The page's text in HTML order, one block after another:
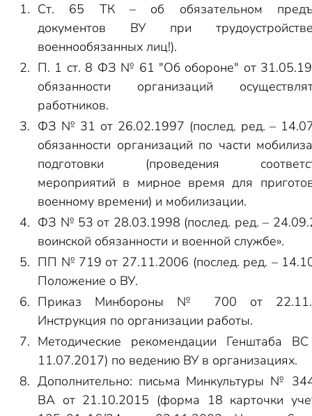
Ст. 65 ТК – об обязательном
документов ВУ при
военнообязанных лиц!).
П. 1 ст. 8 ФЗ № 61 "Об обороне" от
обязанности организаций
работников.
ФЗ № 31 от 26.02.1997 (послед. ред. –
обязанности организаций по части
подготовки (проведения
мероприятий в мирное время для
военному времени) и мобилизации.
ФЗ № 53 от 28.03.1998 (послед. ред. –
воинской обязанности и военной службе».
ПП № 719 от 27.11.2006 (послед. ред. –
Положение о ВУ.
Приказ Минбороны № 700 от
Инструкция по организации работы.
Методические рекомендации Генштаба
11.07.2017) по ведению ВУ в организациях.
Дополнительно: письма Минкультуры №
ВА от 21.10.2015 (форма 18 карточки